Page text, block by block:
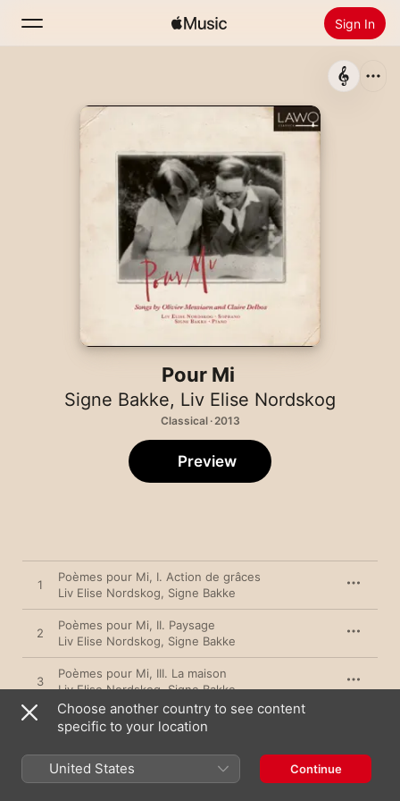
Sign In
Home
Install Apple Music
Pour Mi
Signe Bakke, Liv Elise Nordskog
Classical · 2013
Preview
1
Poèmes pour Mi, I. Action de grâces
Liv Elise Nordskog
Signe Bakke
2
Poèmes pour Mi, II. Paysage
Liv Elise Nordskog
Signe Bakke
3
Poèmes pour Mi, III. La maison
Liv Elise Nordskog,Signe Bakke
Poèmes pour Mi, IV. Épouvante
Liv Elise Nordskog
Poèmes pour Mi, V. L'Épouse
Liv Elise Nordskog,Signe Bakke
Choose another country to see content
specific to your location
United States Continue